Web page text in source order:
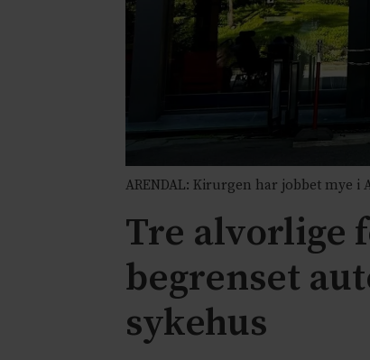
ARENDAL: Kirurgen har jobbet mye i
Tre alvorlige
begrenset
sykehus